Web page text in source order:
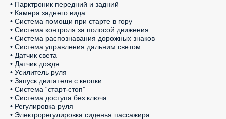
• Парктроник передний и задний
• Камера заднего вида
• Система помощи при старте в гору
• Система контроля за полосой движения
• Система распознавания дорожных знаков
• Система управления дальним светом
• Датчик света
• Датчик дождя
• Усилитель руля
• Запуск двигателя с кнопки
• Система “старт-стоп”
• Система доступа без ключа
• Регулировка руля
• Электрорегулировка сиденья пассажира